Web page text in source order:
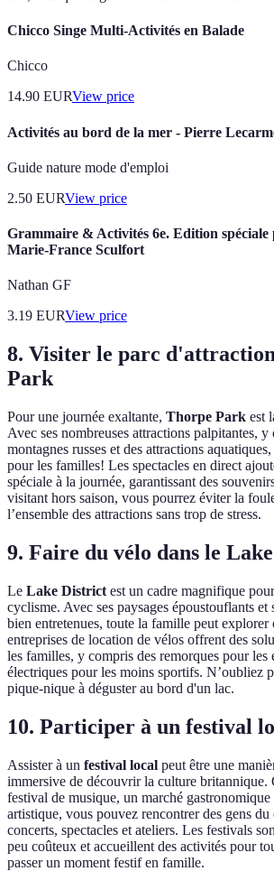
Chicco Singe Multi-Activités en Balade
Chicco
14.90 EURView price
Activités au bord de la mer - Pierre
Guide nature mode d'emploi
2.50 EURView price
Grammaire & Activités 6e. Edition spéciale
Marie-France Sculfort
Nathan GF
3.19 EURView price
8. Visiter le parc
Park
Pour une journée exaltante, Thorpe Park est
Avec ses nombreuses attractions palpitantes, y
montagnes russes et des attractions
pour les familles! Les spectacles en direct
spéciale à la journée, garantissant des
visitant hors saison, vous pourrez éviter la
l’ensemble des attractions sans trop de stress.
9. Faire du vélo dans le
Le Lake District est un cadre magnifique
cyclisme. Avec ses paysages époustouflants et
bien entretenues, toute la famille peut explorer
entreprises de location de vélos offrent des
les familles, y compris des remorques pour les
électriques pour les moins sportifs. N’oubliez
pique-nique à déguster au bord d'un lac.
10. Participer à un festival
Assister à un festival local peut être une
immersive de découvrir la culture britannique.
festival de musique, un marché
artistique, vous pouvez rencontrer des gens
concerts, spectacles et ateliers. Les festivals
peu coûteux et accueillent des activités pour
passer un moment festif en famille.